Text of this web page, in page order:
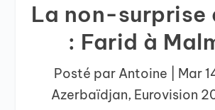
La non-surprise
: Farid à
Posté par Antoine Mar
Azerbaïdjan, Eurovision